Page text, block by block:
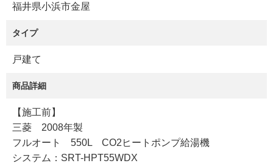
福井県小浜市金屋
タイプ
戸建て
商品詳細
【施工前】
三菱 2008年製
フルオート 550L CO2ヒートポンプ給湯機
システム：SRT-HPT55WDX